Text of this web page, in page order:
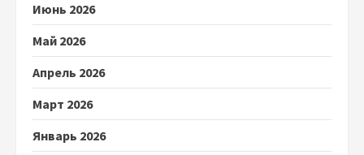
Июнь 2026
Май 2026
Апрель 2026
Март 2026
Январь 2026